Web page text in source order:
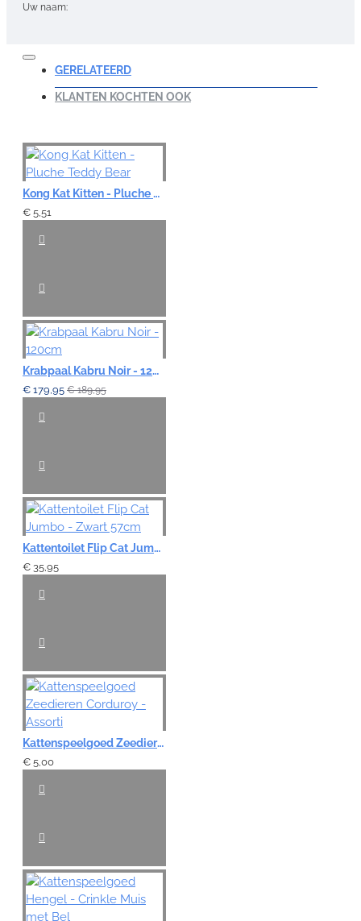
Uw naam:
Opmerking:
Note:HTML-code wordt niet vertaald!
Waardering:
Slecht
GERELATEERD
KLANTEN KOCHTEN OOK
Kong Kat Kitten - Pluche Teddy Bear
€ 5,51
Krabpaal Kabru Noir - 120cm
€ 179,95 € 189,95
Kattentoilet Flip Cat Jumbo - Zwart 57cm
€ 35,95
Kattenspeelgoed Zeedieren Corduroy - Assorti
€ 5,00